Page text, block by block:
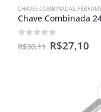
CHAVES COMBINADAS, FERRAMENTAS
out of 5
R$30,11 R$27,10